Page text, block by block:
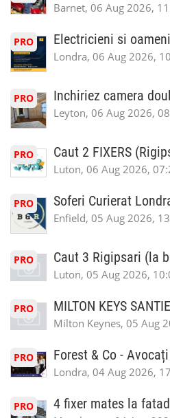
Barnet, 06 Aug 2026,
PRO Electricieni si
Londra, 06 Aug 2026,
PRO Inchiriez camera
Leyton, 06 Aug 2026,
PRO Caut 2 FIXERS
Luton, 06 Aug 2026,
PRO Soferi Curierat
Enfield, 05 Aug 2026,
PRO Caut 3 Rigipsari (la
Luton, 05 Aug 2026,
PRO MILTON KEYS
Milton Keynes, 05 Aug
PRO Forest & Co -
Londra, 04 Aug 2026,
PRO 4 fixer mates la